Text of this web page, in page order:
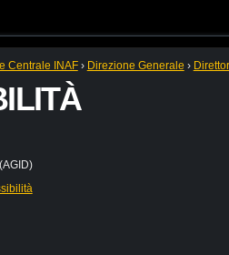
Centrale INAF › Direzione Generale ›
(AGID)